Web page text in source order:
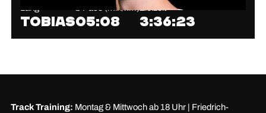
Lang
Tobias
⌀ Pace (min/km)
05:08
Zielzeit
3:36:23
Track Training: Montag & Mittwoch ab 18 Uhr | Friedrich-